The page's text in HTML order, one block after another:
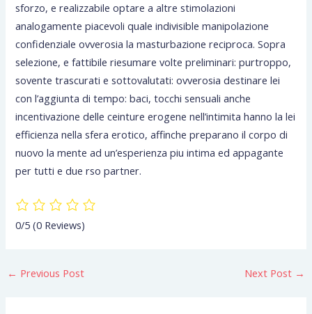
sforzo, e realizzabile optare a altre stimolazioni
analogamente piacevoli quale indivisible manipolazione
confidenziale ovverosia la masturbazione reciproca. Sopra
selezione, e fattibile riesumare volte preliminari: purtroppo,
sovente trascurati e sottovalutati: ovverosia destinare lei
con l’aggiunta di tempo: baci, tocchi sensuali anche
incentivazione delle ceinture erogene nell’intimita hanno la lei
efficienza nella sfera erotico, affinche preparano il corpo di
nuovo la mente ad un’esperienza piu intima ed appagante
per tutti e due rso partner.
0/5(0 Reviews)
← Previous Post Next Post →